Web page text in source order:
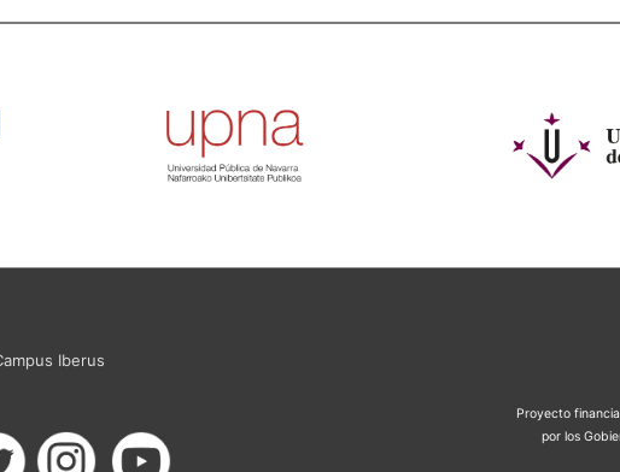
Iberus
Proyecto
por los